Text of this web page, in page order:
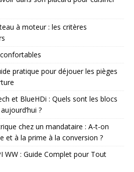
à moteur : les critères
pratique pour déjouer les pièges
et BlueHDi : Quels sont les blocs
?
chez un mandataire : A-t-on
et à la prime à la conversion ?
WW : Guide Complet pour Tout